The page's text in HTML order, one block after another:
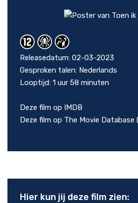
Releasedatum: 02-03-2023
Gesproken talen: Nederlands
Looptijd: 1 uur 58 minuten
Deze film op IMDB
Deze film op The Movie Database
Hier kun jij deze film zien: